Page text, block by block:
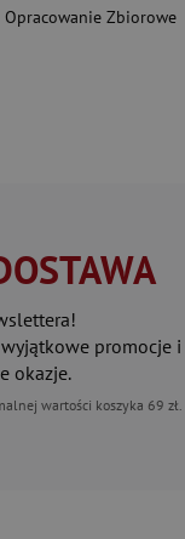
Opracowanie Zbiorowe
promocje i
okazje.
wartości koszyka 69 zł.